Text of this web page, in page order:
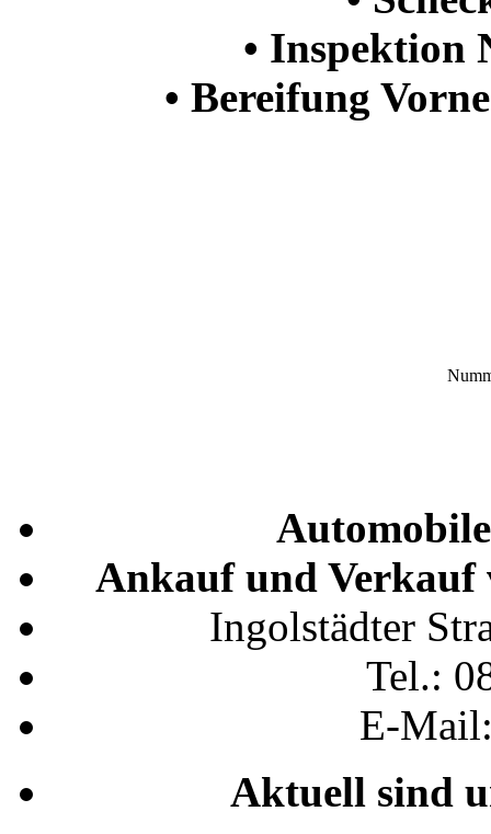
• Inspektion
• Bereifung
Ankauf und Verkauf
Ingolstädter
Tel.:
E-
Aktuell sind